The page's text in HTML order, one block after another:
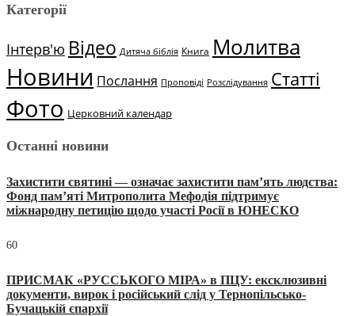
Категорії
Інтерв'ю Відео Дитяча біблія Книга Молитва
Новини Послання Проповіді Розслідування Статті
Фото Церковний календар
Останні новини
Захистити святині — означає захистити пам’ять людства:
Фонд пам’яті Митрополита Мефодія підтримує
міжнародну петицію щодо участі Росії в ЮНЕСКО
60
ПРИСМАК «РУССЬКОГО МІРА» в ПЦУ: ексклюзивні
документи, вирок і російський слід у Тернопільсько-
Бучацькій єпархії